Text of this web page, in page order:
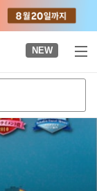
NEW